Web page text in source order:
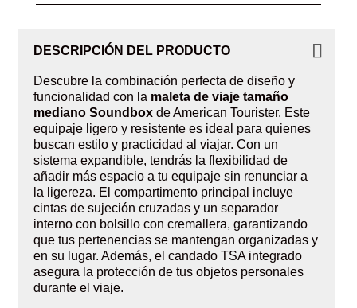
DESCRIPCIÓN DEL PRODUCTO
Descubre la combinación perfecta de diseño y
funcionalidad con la maleta de viaje tamaño
mediano Soundbox de American Tourister. Este
equipaje ligero y resistente es ideal para quienes
buscan estilo y practicidad al viajar. Con un
sistema expandible, tendrás la flexibilidad de
añadir más espacio a tu equipaje sin renunciar a
la ligereza. El compartimento principal incluye
cintas de sujeción cruzadas y un separador
interno con bolsillo con cremallera, garantizando
que tus pertenencias se mantengan organizadas y
en su lugar. Además, el candado TSA integrado
asegura la protección de tus objetos personales
durante el viaje.